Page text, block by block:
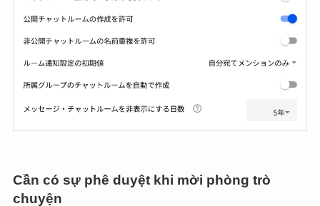
Cần có sự phê duyệt khi mời phòng trò
chuyện